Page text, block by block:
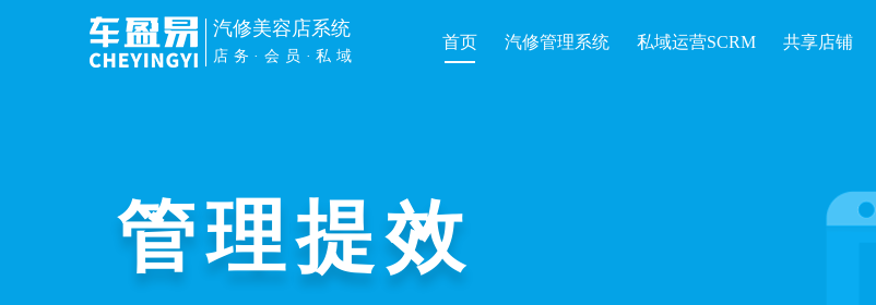
汽修美容店系统
店务·会员·私域
首页 汽修管理系统 私域运营SCRM 共享店铺
管理提效